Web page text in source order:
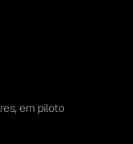
em piloto